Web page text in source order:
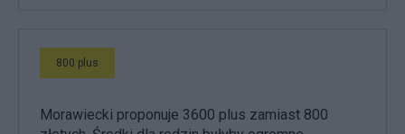
800 plus
Morawiecki proponuje 3600 plus zamiast 800